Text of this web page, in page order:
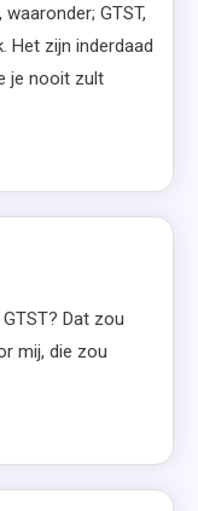
GTST,
Het zijn inderdaad
je nooit zult
Dat zou
mij, die zou